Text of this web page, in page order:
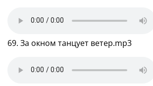
69. За окном танцует ветер.mp3